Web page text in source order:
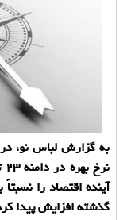
به گزارش لباس نو،
آینده اقتصاد را
گذشته افزایش پیدا